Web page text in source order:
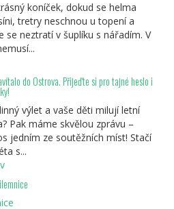
koníček, dokud se helma
tretry neschnou u topení a
se neztratí v šuplíku s nářadím. V
do Ostrova. Přijeďte si pro tajné heslo i
výlet a vaše děti milují letní
Pak máme skvělou zprávu –
jedním ze soutěžních míst! Stačí
s...